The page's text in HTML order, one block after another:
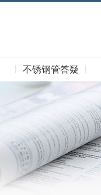
不锈钢管答疑